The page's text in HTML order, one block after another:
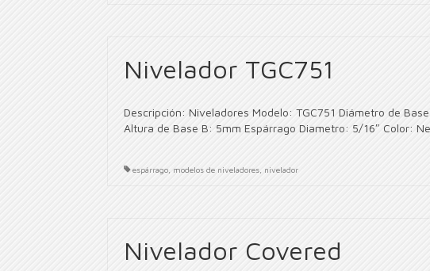
Nivelador TGC751
Descripción: Niveladores Modelo: TGC751 Diámetro de
Altura de Base B: 5mm Espárrago Diametro: 5/16″ Color:
espárrago modelos de niveladores nivelador
Nivelador Covered